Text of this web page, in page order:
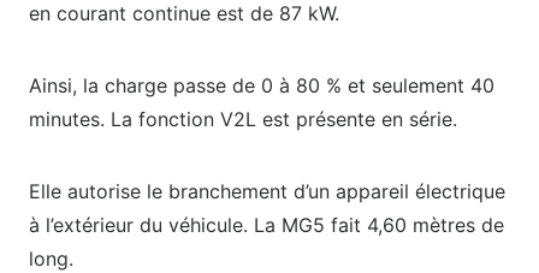
en courant continue est de 87 kW.
Ainsi, la charge passe de 0 à 80 % et seulement 40
minutes. La fonction V2L est présente en série.
Elle autorise le branchement d’un appareil électrique
à l’extérieur du véhicule. La MG5 fait 4,60 mètres de
long.